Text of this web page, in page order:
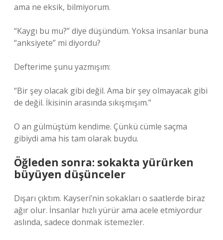
ama ne eksik, bilmiyorum.
“Kaygı bu mu?” diye düşündüm. Yoksa insanlar buna
“anksiyete” mi diyordu?
Defterime şunu yazmışım:
“Bir şey olacak gibi değil. Ama bir şey olmayacak gibi
de değil. İkisinin arasında sıkışmışım.”
O an gülmüştüm kendime. Çünkü cümle saçma
gibiydi ama his tam olarak buydu.
Öğleden sonra: sokakta yürürken
büyüyen düşünceler
Dışarı çıktım. Kayseri’nin sokakları o saatlerde biraz
ağır olur. İnsanlar hızlı yürür ama acele etmiyordur
aslında, sadece donmak istemezler.